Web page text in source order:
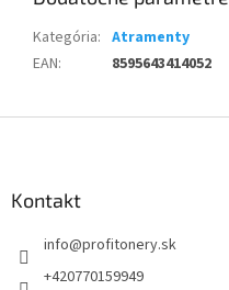
Kategória: Atramenty
EAN: 8595643414052
Kontakt
info@profitonery.sk
+420770159949